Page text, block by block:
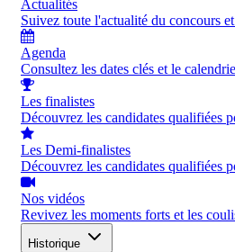
Actualités
Suivez toute l'actualité du concours
Agenda
Consultez les dates clés et le
Les finalistes
Découvrez les candidates qualifiées
Les Demi-finalistes
Découvrez les candidates qualifiées
Nos vidéos
Revivez les moments forts et les
Historique